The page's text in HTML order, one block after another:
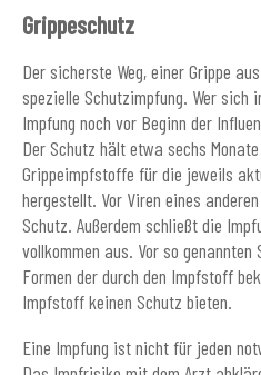
Grippeschutz
Der sicherste Weg, einer Grippe
spezielle Schutzimpfung. Wer sich
Impfung noch vor Beginn der
Der Schutz hält etwa sechs
Grippeimpfstoffe für die jeweils
hergestellt. Vor Viren eines
Schutz. Außerdem schließt die
vollkommen aus. Vor so
Formen der durch den Impfstoff
Impfstoff keinen Schutz bieten.
Eine Impfung ist nicht für jeden